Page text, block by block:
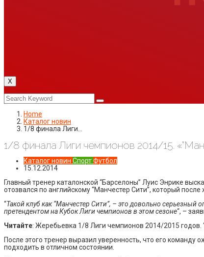
X
Home
Каталог новин
1/8 финала Лиги…
1/8 финала Лиги чемпионов 2014/15.
Каталог новин СпортФутбол
15.12.2014
Главный тренер каталонской “Барселоны” Луис Энрике
отозвался по английскому “Манчестер Сити”, который
“Такой клуб как “Манчестер Сити”, – это довольно
претендентом на Кубок Лиги чемпионов в этом сезоне“, –
Читайте: Жеребьевка 1/8 Лиги чемпионов 2014/2015 годов.
После этого тренер выразил уверенность, что его
подходить в отличном состоянии.